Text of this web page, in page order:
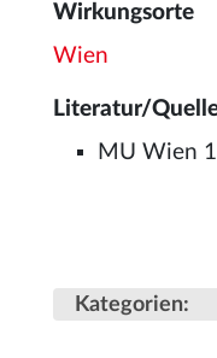
Wirkungsorte
Wien
Literatur/
MU Wien
Kategorien: